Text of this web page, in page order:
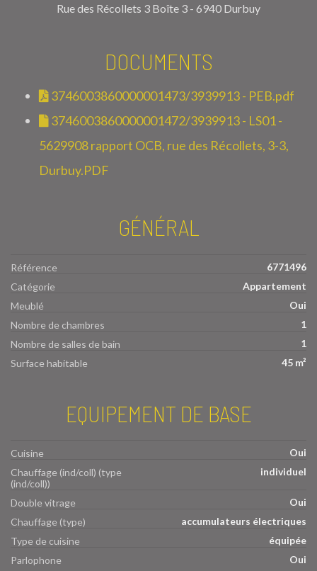
Rue des Récollets 3 Boîte 3 - 6940 Durbuy
DOCUMENTS
3746003860000001473/3939913 - PEB.pdf
3746003860000001472/3939913 - LS01 -
5629908 rapport OCB, rue des Récollets, 3-3,
Durbuy.PDF
GÉNÉRAL
Référence
6771496
Catégorie
Appartement
Meublé
Oui
Nombre de chambres
1
Nombre de salles de bain
1
Surface habitable
45 m²
EQUIPEMENT DE BASE
Cuisine
Oui
Chauffage (ind/coll) (type
(ind/coll))
individuel
Double vitrage
Oui
Chauffage (type)
accumulateurs électriques
Type de cuisine
équipée
Parlophone
Oui